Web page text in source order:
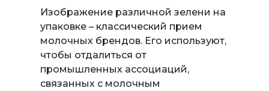
Изображение различной зелени на
упаковке – классический прием
молочных брендов. Его используют,
чтобы отдалиться от
промышленных ассоциаций,
связанных с молочным